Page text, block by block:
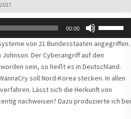
00:00
benutzen,
um
die
Lautstärke
zu
regeln.
von 21 Bundesstaaten angegriffen.
Der Cyberangriff auf den
sein, so heißt es in Deutschland.
soll Nord-Korea stecken. In allen
Lässt sich die Herkunft von
nachweisen? Dazu produzierte ich bei